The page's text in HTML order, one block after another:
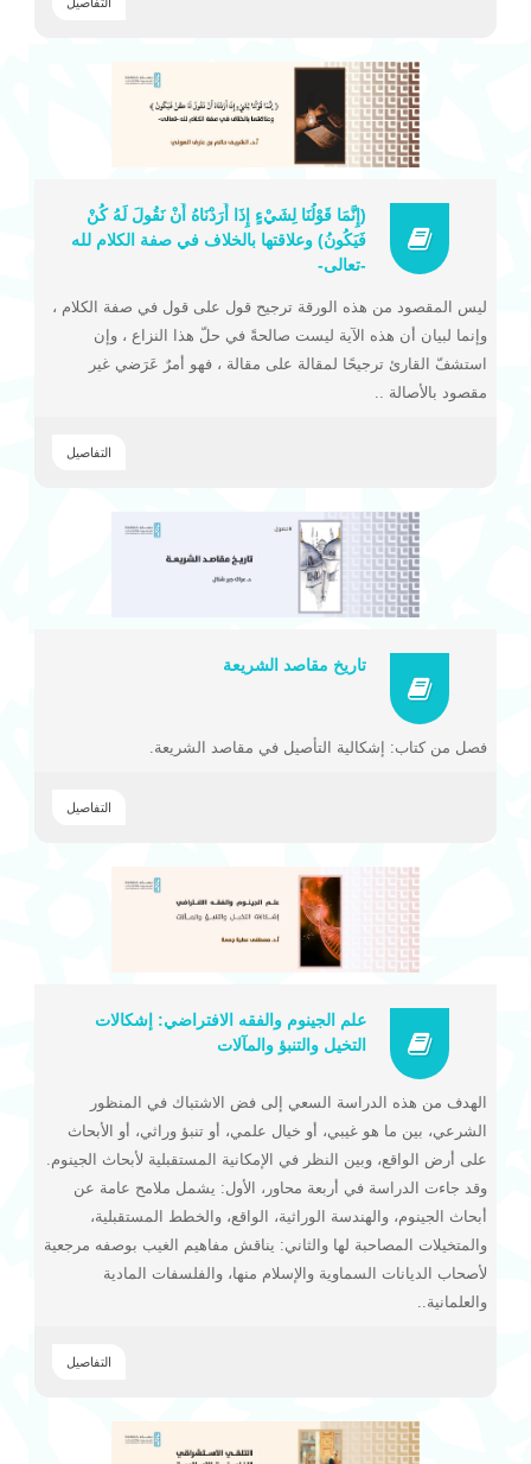
(إِنَّمَا قَوْلُنَا لِشَيْءٍ إِذَا أَرَدْنَاهُ أَنْ نَقُولَ لَهُ كُنْ
فَيَكُونُ) وعلاقتها بالخلاف في صفة الكلام لله
-تعالى-
ليس المقصود من هذه الورقة ترجيح قول على قول في صفة الكلام ،
وإنما لبيان أن هذه الآية ليست صالحةً في حلّ هذا النزاع ، وإن
استشفّ القارئ ترجيحًا لمقالة على مقالة ، فهو أمرٌ عَرَضي غير
مقصود بالأصالة ..
التفاصيل
تاريخ مقاصد الشريعة
فصل من كتاب: إشكالية التأصيل في مقاصد الشريعة.
التفاصيل
علم الجينوم والفقه الافتراضي: إشكالات
التخيل والتنبؤ والمآلات
الهدف من هذه الدراسة السعي إلى فض الاشتباك في المنظور
الشرعي، بين ما هو غيبي، أو خيال علمي، أو تنبؤ وراثي، أو الأبحاث
على أرض الواقع، وبين النظر في الإمكانية المستقبلية لأبحاث الجينوم.
وقد جاءت الدراسة في أربعة محاور، الأول: يشمل ملامح عامة عن
أبحاث الجينوم، والهندسة الوراثية، الواقع، والخطط المستقبلية،
والمتخيلات المصاحبة لها والثاني: يناقش مفاهيم الغيب بوصفه مرجعية
لأصحاب الديانات السماوية والإسلام منها، والفلسفات المادية
والعلمانية..
التفاصيل